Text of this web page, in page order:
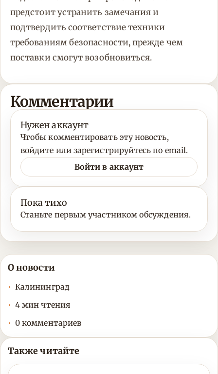
предстоит устранить замечания и
подтвердить соответствие техники
требованиям безопасности, прежде чем
поставки смогут возобновиться.
Комментарии
Нужен аккаунт
Чтобы комментировать эту новость,
войдите или зарегистрируйтесь по email.
Войти в аккаунт
Пока тихо
Станьте первым участником обсуждения.
О новости
Калининград
4 мин чтения
0 комментариев
Также читайте